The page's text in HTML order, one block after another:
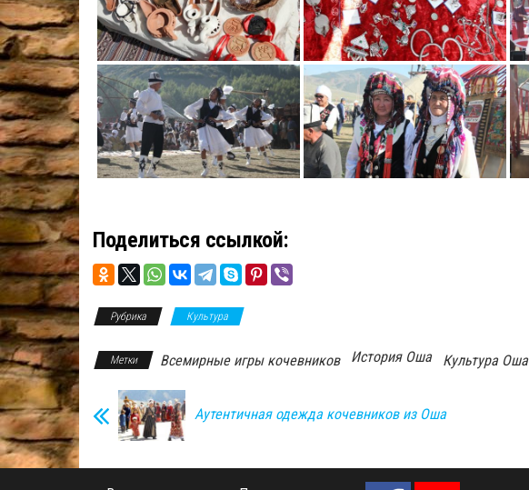
Поделиться ссылкой:
Рубрика Культура
Метки Всемирные игры кочевников История Оша Культура Оша
Аутентичная одежда кочевников из Оша